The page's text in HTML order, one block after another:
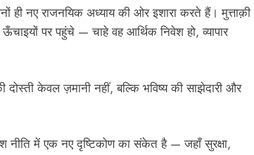
ही नए राजनयिक अध्याय की ओर इशारा करते हैं। मुत्ताक़ी
पर पहुंचे — चाहे वह आर्थिक निवेश हो, व्यापार
केवल ज़मानी नहीं, बल्कि भविष्य की साझेदारी और
नीति में एक नए दृष्टिकोण का संकेत है — जहाँ सुरक्षा,